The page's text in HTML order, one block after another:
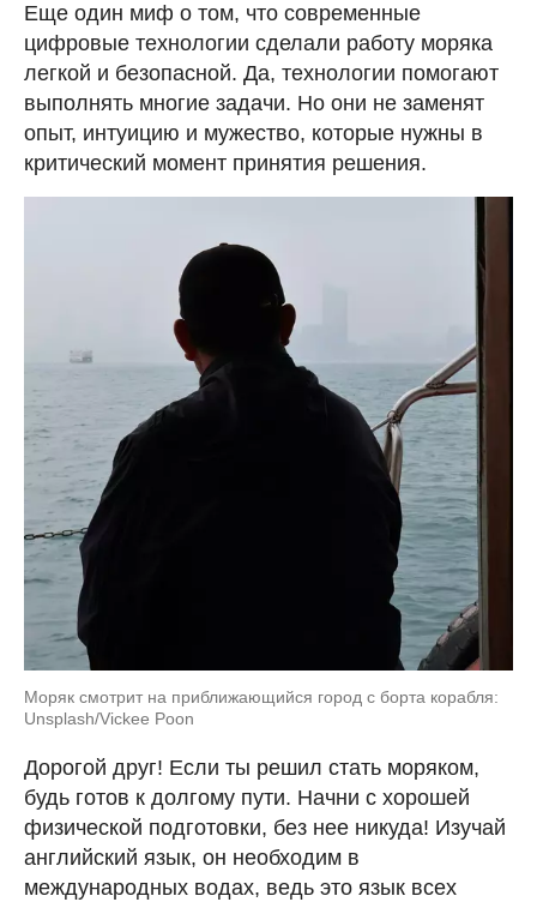
Еще один миф о том, что современные
цифровые технологии сделали работу моряка
легкой и безопасной. Да, технологии помогают
выполнять многие задачи. Но они не заменят
опыт, интуицию и мужество, которые нужны в
критический момент принятия решения.
Моряк смотрит на приближающийся город с борта корабля:
Unsplash/Vickee Poon
Дорогой друг! Если ты решил стать моряком,
будь готов к долгому пути. Начни с хорошей
физической подготовки, без нее никуда! Изучай
английский язык, он необходим в
международных водах, ведь это язык всех